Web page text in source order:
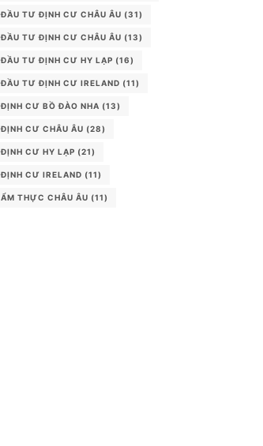
ĐẦU TƯ ĐỊNH CƯ CHÂU ÂU (31)
ĐẦU TƯ ĐỊNH CƯ CHÂU ÂU (13)
ĐẦU TƯ ĐỊNH CƯ HY LẠP (16)
ĐẦU TƯ ĐỊNH CƯ IRELAND (11)
ĐỊNH CƯ BỒ ĐÀO NHA (13)
ĐỊNH CƯ CHÂU ÂU (28)
ĐỊNH CƯ HY LẠP (21)
ĐỊNH CƯ IRELAND (11)
ẨM THỰC CHÂU ÂU (11)